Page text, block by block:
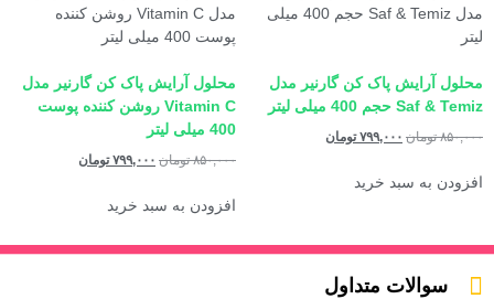
محلول آرایش پاک کن گارنیر مدل
Saf & Temiz حجم 400 میلی لیتر
۸۵۰,۰۰۰ تومان ۷۹۹,۰۰۰ تومان
افزودن به سبد خرید
محلول آرایش پاک کن گارنیر مدل
Vitamin C روشن کننده پوست
400 میلی لیتر
۸۵۰,۰۰۰ تومان ۷۹۹,۰۰۰ تومان
افزودن به سبد خرید
سوالات متداول